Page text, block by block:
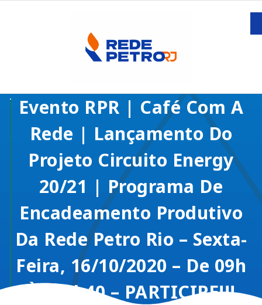
Evento RPR | Café Com A
Rede | Lançamento Do
Projeto Circuito Energy
20/21 | Programa De
Encadeamento Produtivo
Da Rede Petro Rio – Sexta-
Feira, 16/10/2020 – De 09h
Às 09h40 – PARTICIPE!!!